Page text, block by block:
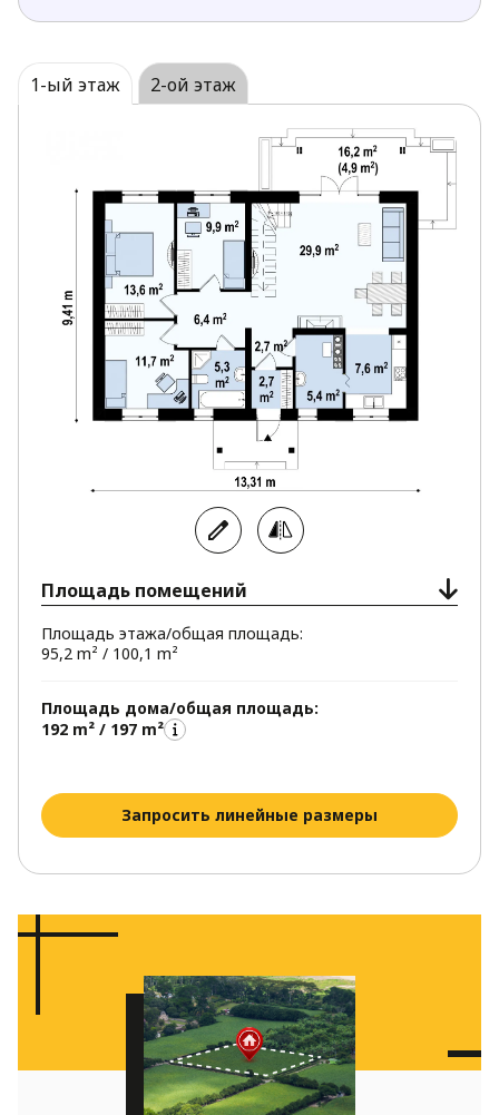
оснащена большим личным гардеробом.
Готовые проекты домов с
смотреть можно на сайте
компании. Каждая разработка Z500 уникальна и
характеризуется высоким качеством и
функциональностью планировок.
1-ый этаж 2-ой этаж
Площадь помещений
Площадь этажа/общая площадь:
95,2 m² / 100,1 m²
Площадь дома/общая площадь:
192 m² / 197 m²
Запросить линейные размеры